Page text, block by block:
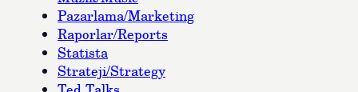
Pazarlama/Marketing
Raporlar/Reports
Statista
Strateji/Strategy